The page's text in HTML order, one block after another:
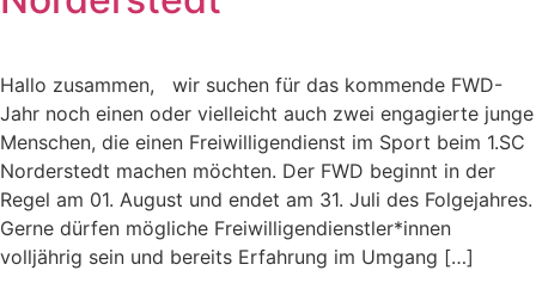
Hallo zusammen, wir suchen für das kommende FWD-
Jahr noch einen oder vielleicht auch zwei engagierte junge
Menschen, die einen Freiwilligendienst im Sport beim 1.SC
Norderstedt machen möchten. Der FWD beginnt in der
Regel am 01. August und endet am 31. Juli des Folgejahres.
Gerne dürfen mögliche Freiwilligendienstler*innen
volljährig sein und bereits Erfahrung im Umgang […]